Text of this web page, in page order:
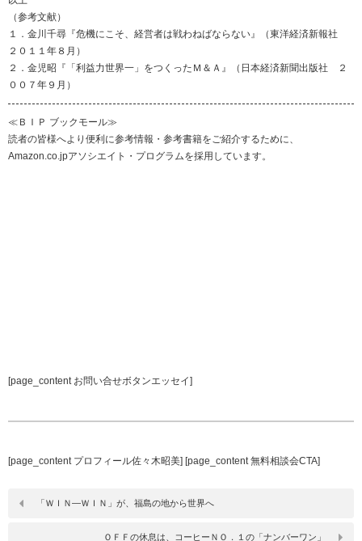
（参考文献）
１．金川千尋『危機にこそ、経営者は戦わねばならない』（東洋経済新報社
２０１１年８月）
２．金児昭『「利益力世界一」をつくったＭ＆Ａ』（日本経済新聞出版社 ２
００７年９月）
≪ＢＩＰ ブックモール≫
読者の皆様へより便利に参考情報・参考書籍をご紹介するために、
Amazon.co.jpアソシエイト・プログラムを採用しています。
[page_content お問い合せボタンエッセイ]
[page_content プロフィール佐々木昭美] [page_content 無料相談会CTA]
「ＷＩＮ―ＷＩＮ」が、福島の地から世界へ
ＯＦＦの休息は、コーヒーＮＯ．１の「ナンバーワン」